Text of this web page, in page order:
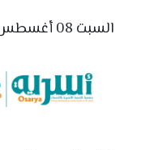
السبت 08 أغسطس 2026 / 25-صفر-1448